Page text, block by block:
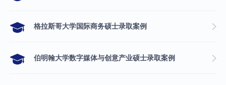
格拉斯哥大学国际商务硕士录取案例
伯明翰大学数字媒体与创意产业硕士录取案例